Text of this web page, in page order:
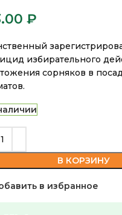
₽
избирательного
сорняков в
В КОРЗИНУ
в избранное